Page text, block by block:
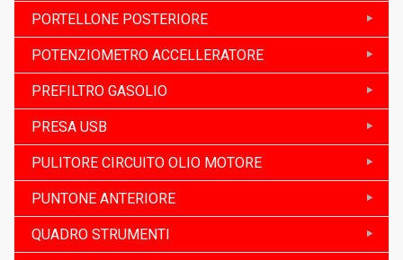
PORTELLONE POSTERIORE
POTENZIOMETRO ACCELLERATORE
PREFILTRO GASOLIO
PRESA USB
PULITORE CIRCUITO OLIO MOTORE
PUNTONE ANTERIORE
QUADRO STRUMENTI